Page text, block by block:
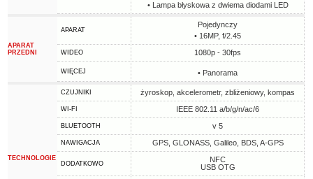
• Lampa błyskowa z dwiema diodami LED
APARAT
PRZEDNI
APARAT
Pojedynczy
• 16MP, f/2.45
WIDEO 1080p - 30fps
WIĘCEJ • Panorama
TECHNOLOGIE
CZUJNIKI żyroskop, akcelerometr, zbliżeniowy, kompas
WI-FI IEEE 802.11 a/b/g/n/ac/6
BLUETOOTH v 5
NAWIGACJA GPS, GLONASS, Galileo, BDS, A-GPS
DODATKOWO
NFC
USB OTG